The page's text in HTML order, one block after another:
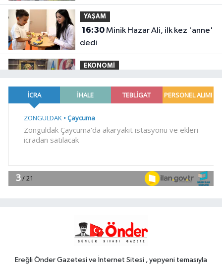
YAŞAM
16:30Minik Hazar Ali, ilk kez 'anne'
dedi
EKONOMİ
açıklama
YAŞAM
16:19 Toplu taşımaya sıkı denetim
16:17Emekli Kafe'de kuaför ve
berber hizmeti başladı
95,7 başarı
Ereğli Önder Gazetesi ve İnternet Sitesi , yepyeni temasıyla